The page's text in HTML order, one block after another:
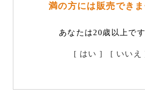
満の方には販売できま
あなたは20歳以上で
[ はい ] [ いいえ